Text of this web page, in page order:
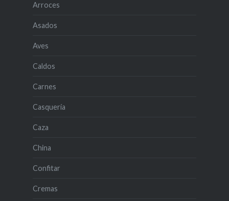
Arroces
Asados
Aves
Caldos
Carnes
Casquería
Caza
China
Confitar
Cremas